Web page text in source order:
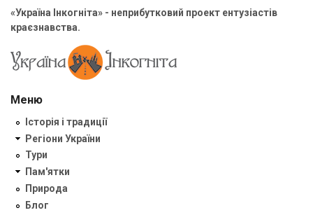
«Україна Інкогніта» - неприбутковий проект ентузіастів
краєзнавства.
Меню
Історія і традиції
Регіони України
Тури
Пам'ятки
Природа
Блог